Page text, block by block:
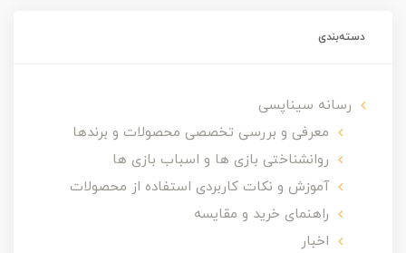
دسته‌بندی
رسانه سیناپسی
معرفی و بررسی تخصصی محصولات و برندها
روانشناختی بازی ها و اسباب بازی ها
آموزش و نکات کاربردی استفاده از محصولات
راهنمای خرید و مقایسه
اخبار